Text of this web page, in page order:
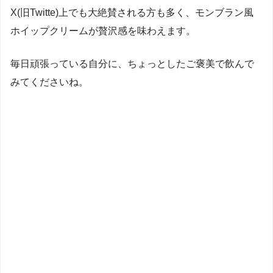
X(旧Twitte)上でも大絶賛される方も多く、モンブラン風
ホイップクリームが贅沢感を味わえます。
毎日頑張っている自分に、ちょっとしたご褒美で飲んで
みてくださいね。